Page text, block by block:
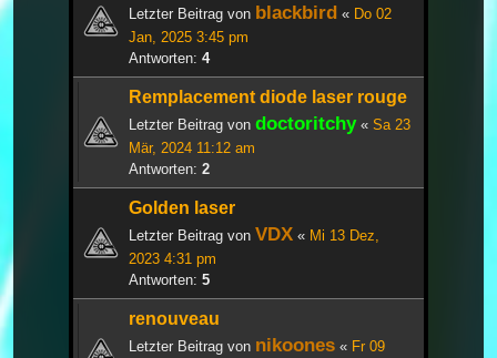
Letzter Beitrag von blackbird « Do 02
Jan, 2025 3:45 pm
Antworten: 4
Remplacement diode laser rouge
Letzter Beitrag von doctoritchy« Sa 23
Mär, 2024 11:12 am
Antworten: 2
Golden laser
Letzter Beitrag von VDX « Mi 13 Dez,
2023 4:31 pm
Antworten: 5
renouveau
Letzter Beitrag von nikoones « Fr 09